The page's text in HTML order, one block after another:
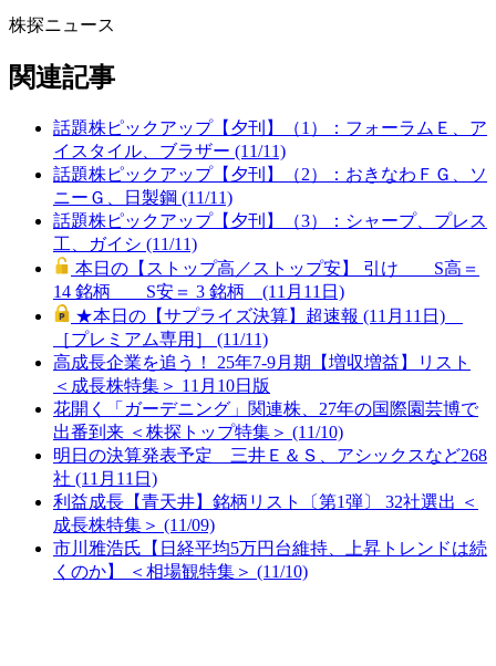
株探ニュース
関連記事
話題株ピックアップ【夕刊】（1）：フォーラムＥ、ア
イスタイル、ブラザー (11/11)
話題株ピックアップ【夕刊】（2）：おきなわＦＧ、ソ
ニーＧ、日製鋼 (11/11)
話題株ピックアップ【夕刊】（3）：シャープ、プレス
工、ガイシ (11/11)
本日の【ストップ高／ストップ安】 引け S高＝
14 銘柄 S安＝ 3 銘柄 (11月11日)
★本日の【サプライズ決算】超速報 (11月11日)
［プレミアム専用］ (11/11)
高成長企業を追う！ 25年7-9月期【増収増益】リスト
＜成長株特集＞ 11月10日版
花開く「ガーデニング」関連株、27年の国際園芸博で
出番到来 ＜株探トップ特集＞ (11/10)
明日の決算発表予定 三井Ｅ＆Ｓ、アシックスなど268
社 (11月11日)
利益成長【青天井】銘柄リスト〔第1弾〕 32社選出 ＜
成長株特集＞ (11/09)
市川雅浩氏【日経平均5万円台維持、上昇トレンドは続
くのか】 ＜相場観特集＞ (11/10)